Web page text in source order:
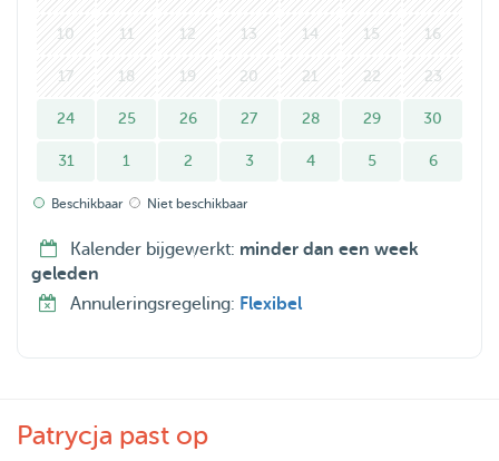
ruimtelijke woning met 2 tuinen, vlakbij het strand van
10 11 12 13 14 15 16
17 18 19 20 21 22 23
24 25 26 27 28 29 30
31 1 2 3 4 5 6
Beschikbaar Niet beschikbaar
Kalender bijgewerkt: minder dan een week
geleden
Annuleringsregeling: Flexibel
Patrycja past op